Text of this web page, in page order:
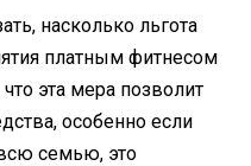
насколько льгота
платным фитнесом
эта мера позволит
особенно если
семью, это